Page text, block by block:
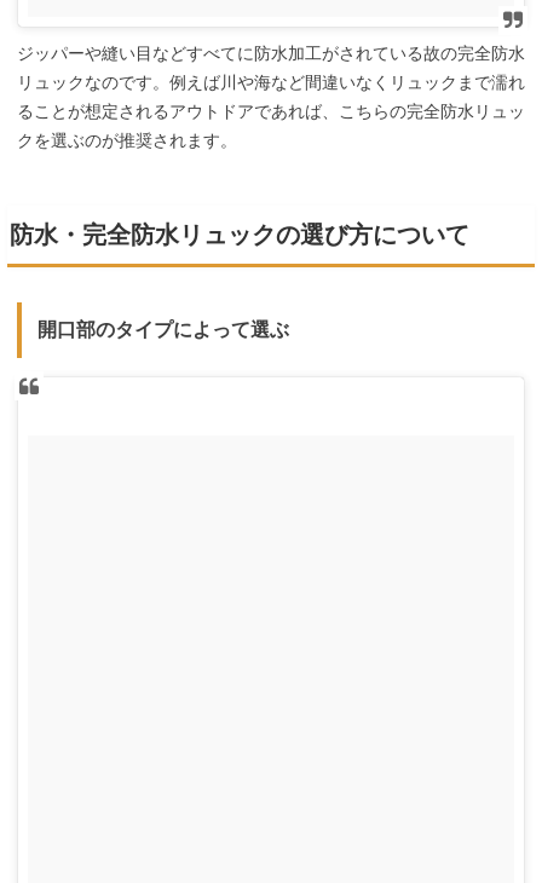
ジッパーや縫い目などすべてに防水加工がされている故の完全防水
リュックなのです。例えば川や海など間違いなくリュックまで濡れ
ることが想定されるアウトドアであれば、こちらの完全防水リュッ
クを選ぶのが推奨されます。
防水・完全防水リュックの選び方について
開口部のタイプによって選ぶ